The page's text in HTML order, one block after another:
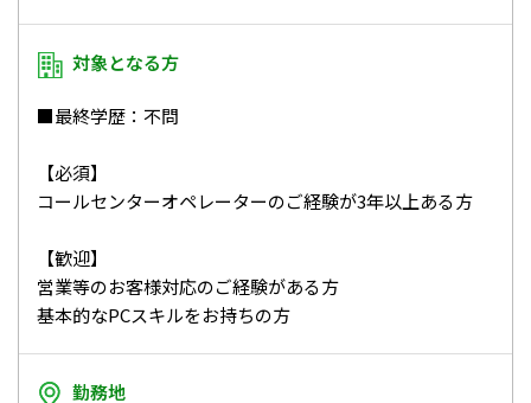
対象となる方
■最終学歴：不問
【必須】
コールセンターオペレーターのご経験が3年以上ある方
【歓迎】
営業等のお客様対応のご経験がある方
基本的なPCスキルをお持ちの方
勤務地